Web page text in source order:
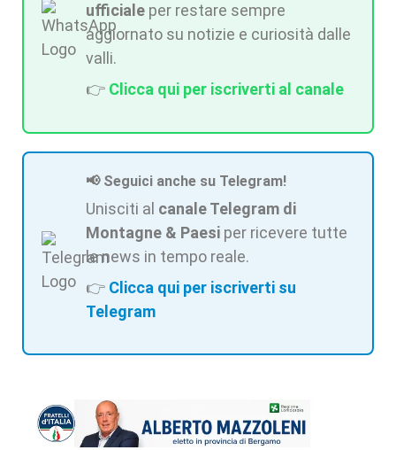
ufficiale per restare sempre
aggiornato su notizie e curiosità dalle
valli.
👉 Clicca qui per iscriverti al canale
📢 Seguici anche su Telegram!
Unisciti al canale Telegram di
Montagne & Paesi per ricevere tutte
le news in tempo reale.
👉 Clicca qui per iscriverti su
Telegram